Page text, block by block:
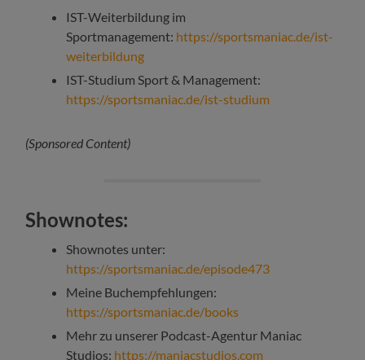
IST-Weiterbildung im
Sportmanagement: https://sportsmaniac.de/ist-
weiterbildung
IST-Studium Sport & Management:
https://sportsmaniac.de/ist-studium
(Sponsored Content)
Shownotes:
Shownotes unter:
https://sportsmaniac.de/episode473
Meine Buchempfehlungen:
https://sportsmaniac.de/books
Mehr zu unserer Podcast-Agentur Maniac
Studios: https://maniacstudios.com